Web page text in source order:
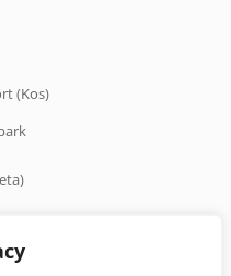
(Kos)